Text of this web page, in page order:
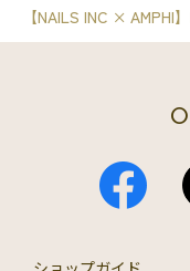
【NAILS INC ×